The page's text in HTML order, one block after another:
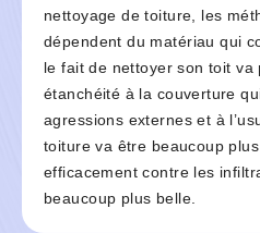
nettoyage de toiture, les
dépendent du matériau qui
le fait de nettoyer son toit va
étanchéité à la couverture
agressions externes et à
toiture va être beaucoup
efficacement contre les
beaucoup plus belle.